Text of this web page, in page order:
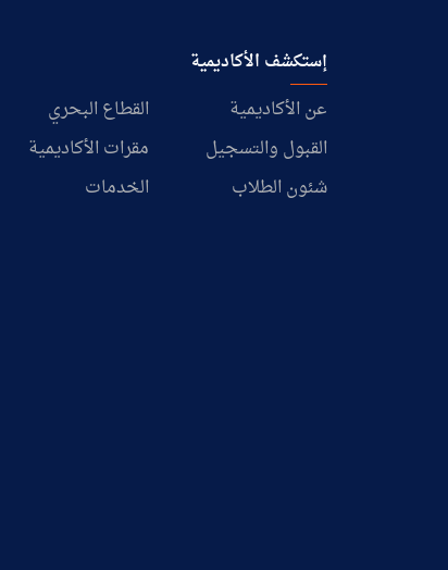
إستكشف الأكاديمية
عن الأكاديمية
القطاع البحري
القبول والتسجيل
مقرات الأكاديمية
شئون الطلاب
الخدمات